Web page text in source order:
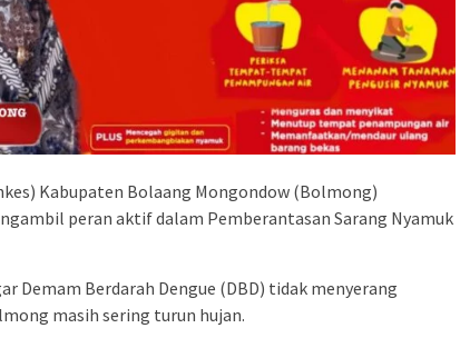
Kabupaten Bolaang Mongondow (Bolmong)
peran aktif dalam Pemberantasan Sarang Nyamuk
Demam Berdarah Dengue (DBD) tidak menyerang
masih sering turun hujan.